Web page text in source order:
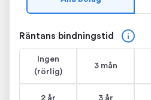
Räntans bindningstid
Ingen
(rörlig)
3 mån
2 år 3 år